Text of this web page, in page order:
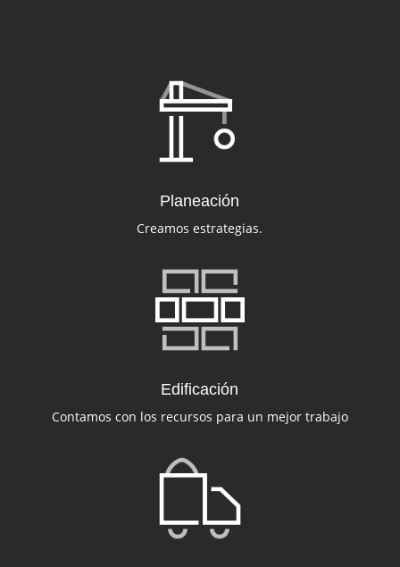
Planeación
Creamos estrategias.
Edificación
Contamos con los recursos para un mejor trabajo